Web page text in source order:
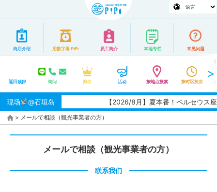
商店介绍 用数字看 PiPi 员工简介 本地专栏 常见问题
返回顶部 询问 排名 活动 按地点搜索 按时区搜索
现场 @石垣岛 【2026/8月】夏本番！ペルセウス
> メールで相談（観光事業者の方）
メールで相談（観光事業者の方）
联系我们